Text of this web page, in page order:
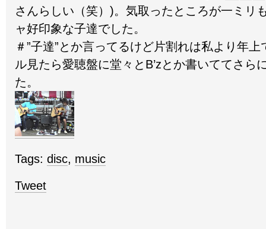
さんらしい（笑）)。気取ったところが一ミリ
ャ好印象な子達でした。
＃”子達”とか言ってるけど片割れは私より年
ル見たら愛聴盤に堂々とB’zとか書いててさら
た。
Tags: disc, music
Tweet